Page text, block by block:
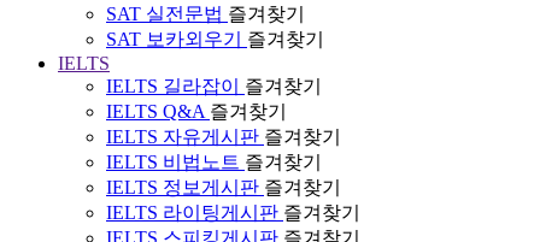
SAT 실전문법 즐겨찾기
SAT 보카외우기
즐겨찾기
IELTS
IELTS 길라잡이
즐겨찾기
IELTS Q&A 즐겨찾기
IELTS 자유게시판 즐겨찾기
IELTS 비법노트 즐겨찾기
IELTS 정보게시판 즐겨찾기
IELTS 라이팅게시판 즐겨찾기
IELTS 스피킹게시판 즐겨찾기